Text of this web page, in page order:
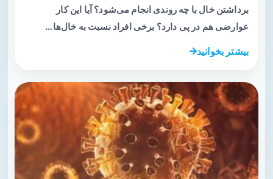
برداشتن خال با چه روندی انجام می‌شود؟ آیا این کار
عوارضی هم در پی دارد؟ برخی افراد نسبت به خال‌ها…
بیشتر بخوانید